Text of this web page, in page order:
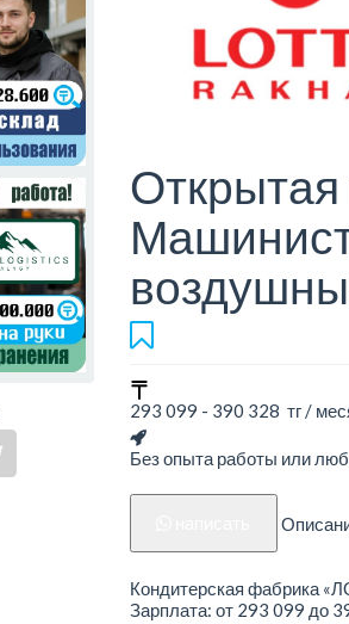
Открытая
293 099 - 390 328 тг /
Без опыта работы или
Кондитерская фабрика
Зарплата: от 293 099 до